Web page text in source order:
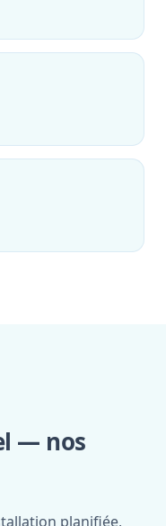
— nos
planifiée,